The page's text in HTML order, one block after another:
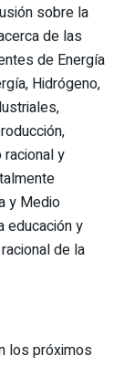
sobre la
de las
de Energía
Hidrógeno,
y
y Medio
educación y
de la
los próximos